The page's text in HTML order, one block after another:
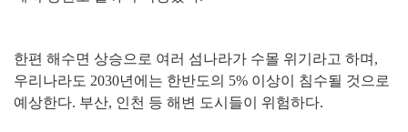
한편 해수면 상승으로 여러 섬나라가 수몰 위기라고 하며 ,
우리나라도 2030년에는 한반도의 5% 이상이 침수될 것으로
예상한다. 부산, 인천 등 해변 도시들이 위험하다.